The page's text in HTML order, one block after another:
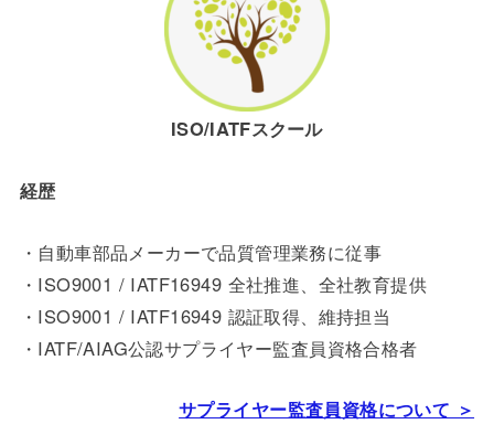
ISO/IATFスクール
経歴
・自動車部品メーカーで品質管理業務に従事
・ISO9001 / IATF16949 全社推進、全社教育提供
・ISO9001 / IATF16949 認証取得、維持担当
・IATF/AIAG公認サプライヤー監査員資格合格者
サプライヤー監査員資格について ＞